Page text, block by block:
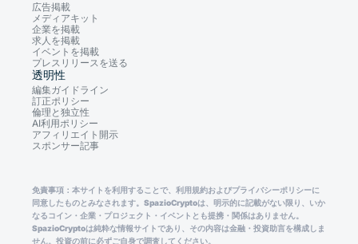
広告掲載
メディアキット
企業を掲載
求人を掲載
イベントを掲載
プレスリリースを送る
透明性
編集ガイドライン
訂正ポリシー
倫理と独立性
AI利用ポリシー
アフィリエイト開示
スポンサー記事
免責事項：本サイトを利用することで、利用規約およびプライバシーポリシーに
同意したものとみなされます。SpazioCryptoは、明示的に記載がない限り、いか
なるコイン・企業・プロジェクト・イベントとも提携・関係はありません。
SpazioCryptoは純粋な情報サイトであり、その内容は金融・投資助言を構成しま
せん。投資の前に必ずご自身で調査してください。